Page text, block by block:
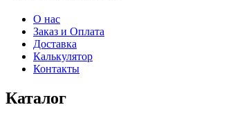
О нас
Заказ и Оплата
Доставка
Калькулятор
Контакты
Каталог